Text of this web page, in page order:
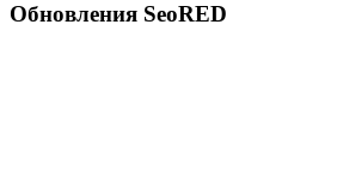
Обновления SeoRED